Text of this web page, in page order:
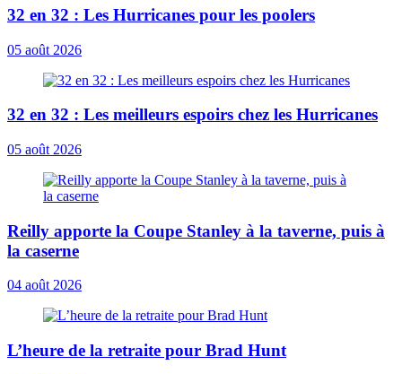
32 en 32 : Les Hurricanes pour les poolers
05 août 2026
32 en 32 : Les meilleurs espoirs chez les Hurricanes
05 août 2026
Reilly apporte la Coupe Stanley à la taverne, puis à
la caserne
04 août 2026
L’heure de la retraite pour Brad Hunt